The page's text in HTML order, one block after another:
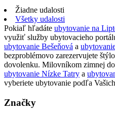
Žiadne udalosti
Všetky udalosti
Pokiaľ hľadáte ubytovanie na
využiť služby ubytovacieho
ubytovanie Bešeňová a
bezproblémovo zarezervujete
dovolenku. Milovníkom zimnej
ubytovanie Nízke Tatry a
vyberiete ubytovanie podľa
Značky